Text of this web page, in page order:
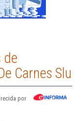
de
Carnes Slu
por